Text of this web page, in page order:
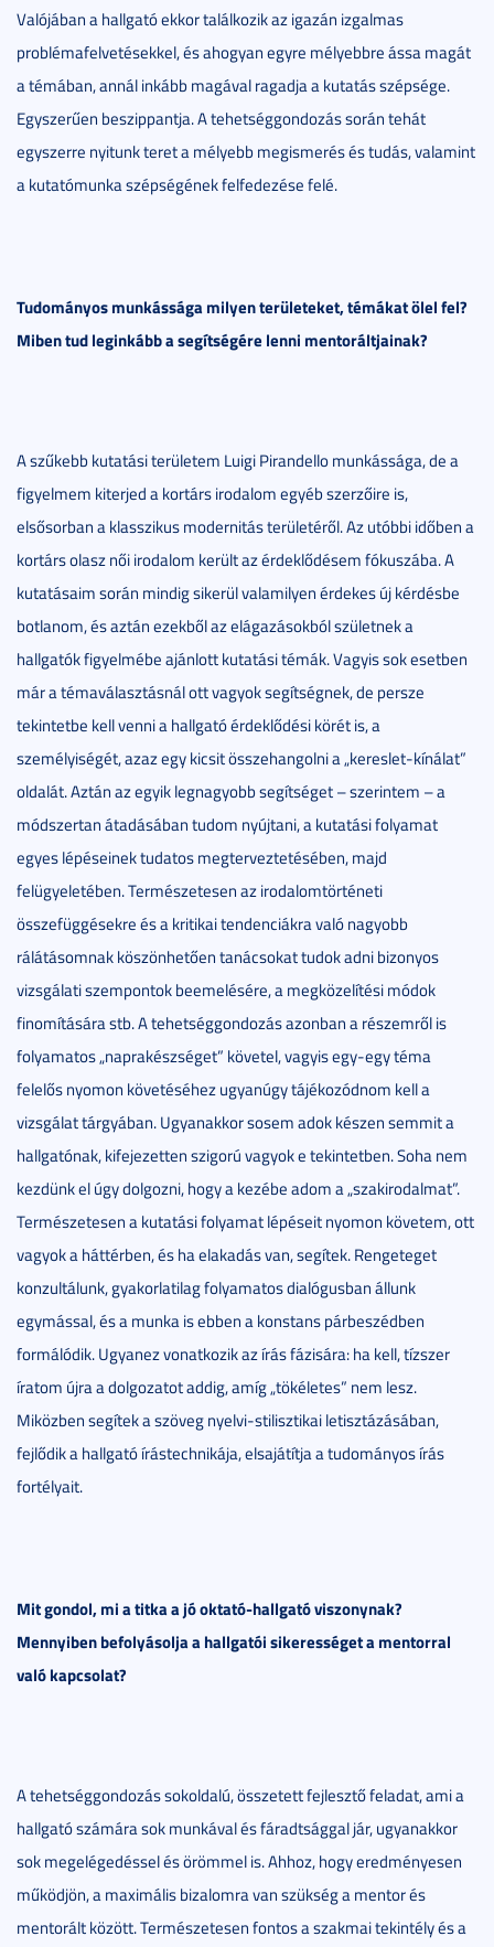
Valójában a hallgató ekkor találkozik az igazán izgalmas
problémafelvetésekkel, és ahogyan egyre mélyebbre ássa magát
a témában, annál inkább magával ragadja a kutatás szépsége.
Egyszerűen beszippantja. A tehetséggondozás során tehát
egyszerre nyitunk teret a mélyebb megismerés és tudás, valamint
a kutatómunka szépségének felfedezése felé.
Tudományos munkássága milyen területeket, témákat ölel fel?
Miben tud leginkább a segítségére lenni mentoráltjainak?
A szűkebb kutatási területem Luigi Pirandello munkássága, de a
figyelmem kiterjed a kortárs irodalom egyéb szerzőire is,
elsősorban a klasszikus modernitás területéről. Az utóbbi időben a
kortárs olasz női irodalom került az érdeklődésem fókuszába. A
kutatásaim során mindig sikerül valamilyen érdekes új kérdésbe
botlanom, és aztán ezekből az elágazásokból születnek a
hallgatók figyelmébe ajánlott kutatási témák. Vagyis sok esetben
már a témaválasztásnál ott vagyok segítségnek, de persze
tekintetbe kell venni a hallgató érdeklődési körét is, a
személyiségét, azaz egy kicsit összehangolni a „kereslet-kínálat”
oldalát. Aztán az egyik legnagyobb segítséget – szerintem – a
módszertan átadásában tudom nyújtani, a kutatási folyamat
egyes lépéseinek tudatos megterveztetésében, majd
felügyeletében. Természetesen az irodalomtörténeti
összefüggésekre és a kritikai tendenciákra való nagyobb
rálátásomnak köszönhetően tanácsokat tudok adni bizonyos
vizsgálati szempontok beemelésére, a megközelítési módok
finomítására stb. A tehetséggondozás azonban a részemről is
folyamatos „naprakészséget” követel, vagyis egy-egy téma
felelős nyomon követéséhez ugyanúgy tájékozódnom kell a
vizsgálat tárgyában. Ugyanakkor sosem adok készen semmit a
hallgatónak, kifejezetten szigorú vagyok e tekintetben. Soha nem
kezdünk el úgy dolgozni, hogy a kezébe adom a „szakirodalmat”.
Természetesen a kutatási folyamat lépéseit nyomon követem, ott
vagyok a háttérben, és ha elakadás van, segítek. Rengeteget
konzultálunk, gyakorlatilag folyamatos dialógusban állunk
egymással, és a munka is ebben a konstans párbeszédben
formálódik. Ugyanez vonatkozik az írás fázisára: ha kell, tízszer
íratom újra a dolgozatot addig, amíg „tökéletes” nem lesz.
Miközben segítek a szöveg nyelvi-stilisztikai letisztázásában,
fejlődik a hallgató írástechnikája, elsajátítja a tudományos írás
fortélyait.
Mit gondol, mi a titka a jó oktató-hallgató viszonynak?
Mennyiben befolyásolja a hallgatói sikerességet a mentorral
való kapcsolat?
A tehetséggondozás sokoldalú, összetett fejlesztő feladat, ami a
hallgató számára sok munkával és fáradtsággal jár, ugyanakkor
sok megelégedéssel és örömmel is. Ahhoz, hogy eredményesen
működjön, a maximális bizalomra van szükség a mentor és
mentorált között. Természetesen fontos a szakmai tekintély és a